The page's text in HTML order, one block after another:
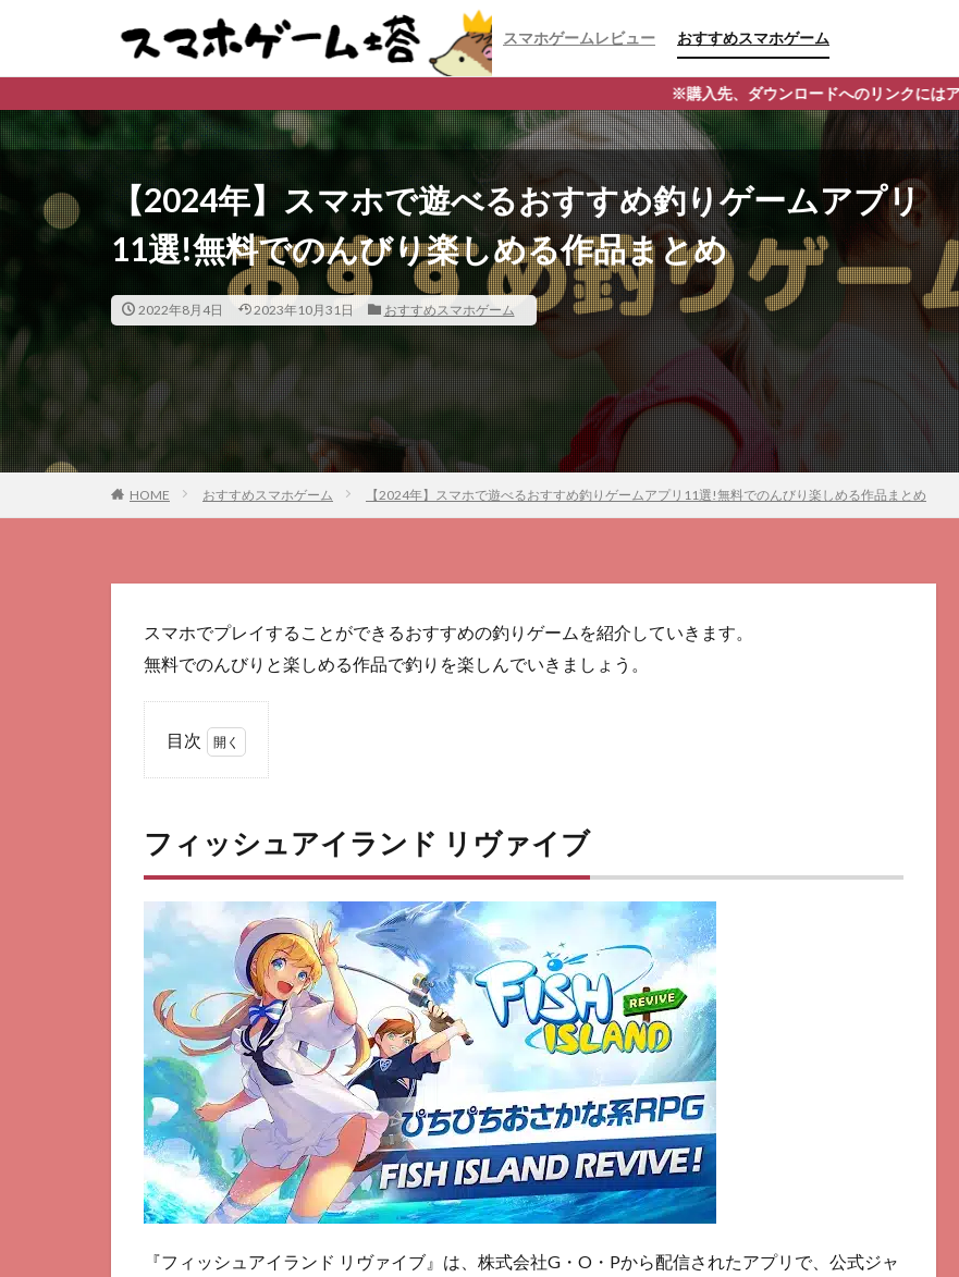
スマホゲームレビュー おすすめスマホゲーム
※購入先、ダウンロードへのリンクにはアフィリエイトタグが
【2024年】スマホで遊べるおすすめ釣りゲームアプリ
11選!無料でのんびり楽しめる作品まとめ
2022年8月4日 2023年10月31日 おすすめスマホゲーム
HOME おすすめスマホゲーム 【2024年】スマホで遊べるおすすめ釣りゲームアプリ11選!無料でのんびり楽しめる作品まとめ
スマホでプレイすることができるおすすめの釣りゲームを紹介していきます。
無料でのんびりと楽しめる作品で釣りを楽しんでいきましょう。
目次
ッ
ア
イ
ラ
ド
リ
ヴ
ァ
イ
ブ
2
Fishing
Clash
釣り
フィッシュアイランド リヴァイブ
『フィッシュアイランド リヴァイブ』は、株式会社G・O・Pから配信されたアプリで、公式ジャ